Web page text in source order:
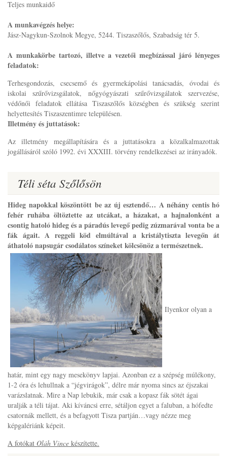
Teljes munkaidő
A munkavégzés helye:
Jász-Nagykun-Szolnok Megye, 5244. Tiszaszőlős, Szabadság tér 5.
A munkakörbe tartozó, illetve a vezetői megbízással járó lényeges
feladatok:
Terhesgondozás, csecsemő és gyermekápolási tanácsadás, óvodai és
iskolai szűrővizsgálatok, nőgyógyászati szűrővizsgálatok szervezése,
védőnői feladatok ellátása Tiszaszőlős községben és szükség szerint
helyettesítés Tiszaszentimre településen.
Illetmény és juttatások:
Az illetmény megállapítására és a juttatásokra a közalkalmazottak
jogállásáról szóló 1992. évi XXXIII. törvény rendelkezései az irányadók.
Téli séta Szőlősön
Hideg napokkal köszöntött be az új esztendő… A néhány centis hó
fehér ruhába öltöztette az utcákat, a házakat, a hajnalonként a
csontig hatoló hideg és a páradús levegő pedig zúzmarával vonta be a
fák ágait. A reggeli köd elmúltával a kristálytiszta levegőn át
áthatoló napsugár csodálatos színeket kölcsönöz a természetnek.
Ilyenkor olyan a
határ, mint egy nagy mesekönyv lapjai. Azonban ez a szépség múlékony,
1-2 óra és lehullnak a “jégvirágok”, délre már nyoma sincs az éjszakai
varázslatnak. Mire a Nap lebukik, már csak a kopasz fák sötét ágai
uralják a téli tájat. Aki kíváncsi erre, sétáljon egyet a faluban, a hófedte
csatornák mellett, és a befagyott Tisza partján…vagy nézze meg
képgalériánk képeit.
A fotókat Oláh Vince készítette.